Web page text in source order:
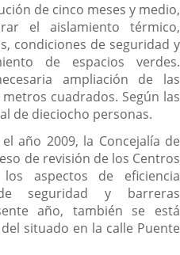
de cinco meses y medio,
el aislamiento térmico,
condiciones de seguridad y
de espacios verdes.
ampliación de las
cuadrados. Según las
de dieciocho personas.
año 2009, la Concejalía de
de revisión de los Centros
aspectos de eficiencia
seguridad y barreras
año, también se está
situado en la calle Puente